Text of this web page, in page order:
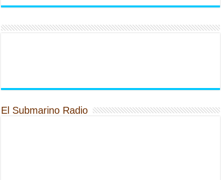
El Submarino Radio